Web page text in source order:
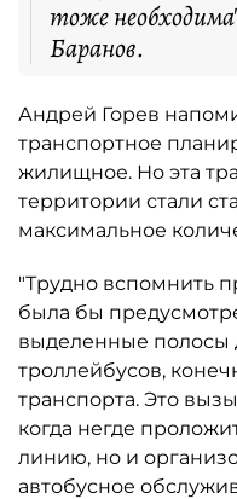
тоже
Баранов.
Андрей Горев
транспортное
жилищное. Но эта
территории стали
максимальное
"Трудно вспомнить
была бы
выделенные полосы
троллейбусов,
транспорта. Это
когда негде
линию, но и
автобусное